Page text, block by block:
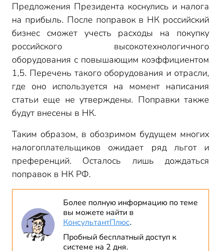
Предложения Президента коснулись и налога
на прибыль. После поправок в НК российский
бизнес сможет учесть расходы на покупку
российского высокотехнологичного
оборудования с повышающим коэффициентом
1,5. Перечень такого оборудования и отрасли,
где оно используется на момент написания
статьи еще не утверждены. Поправки также
будут внесены в НК.
Таким образом, в обозримом будущем многих
налогоплательщиков ожидает ряд льгот и
преференций. Осталось лишь дождаться
поправок в НК РФ.
Более полную информацию по теме
вы можете найти в
КонсультантПлюс.
Пробный бесплатный доступ к
системе на 2 дня.